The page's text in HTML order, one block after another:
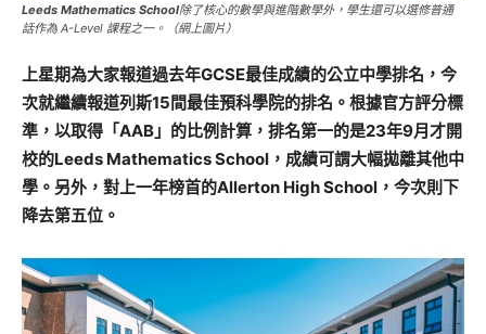
Leeds Mathematics School除了核心的數學與進階數學外，學生還可以選修普通
話作為 A-Level 課程之一。（網上圖片）
上星期為大家報道過去年GCSE最佳成績的公立中學排名，今
次就繼續報道列斯15間最佳預科學院的排名。根據官方評分標
準，以取得「AAB」的比例計算，排名第一的是23年9月才開
校的Leeds Mathematics School，成績可謂大幅拋離其他中
學。另外，對上一年榜首的Allerton High School，今次則下
降去第五位。